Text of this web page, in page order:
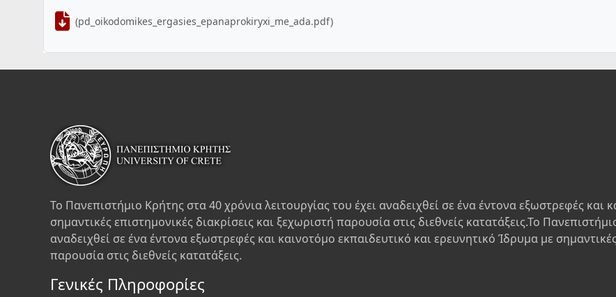
(pd_oikodomikes_ergasies_epanaprokiryxi_me_ada.pdf)
Το Πανεπιστήμιο Κρήτης στα 40 χρόνια λειτουργίας του έχει αναδειχθεί σε ένα έντονα εξωστρεφές και
σημαντικές επιστημονικές διακρίσεις και ξεχωριστή παρουσία στις διεθνείς κατατάξεις.Το
αναδειχθεί σε ένα έντονα εξωστρεφές και καινοτόμο εκπαιδευτικό και ερευνητικό Ίδρυμα με
παρουσία στις διεθνείς κατατάξεις.
Γενικές Πληροφορίες